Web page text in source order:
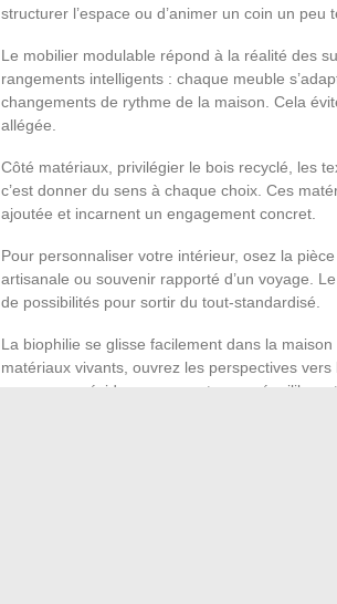
structurer l’espace ou d’animer un coin un peu
Le mobilier modulable répond à la réalité des
rangements intelligents : chaque meuble
changements de rythme de la maison. Cela
allégée.
Côté matériaux, privilégier le bois recyclé, les
c’est donner du sens à chaque choix. Ces
ajoutée et incarnent un engagement concret.
Pour personnaliser votre intérieur, osez la
artisanale ou souvenir rapporté d’un voyage.
de possibilités pour sortir du tout-standardisé.
La biophilie se glisse facilement dans la
matériaux vivants, ouvrez les perspectives vers
comme une évidence pour retrouver équilibre et